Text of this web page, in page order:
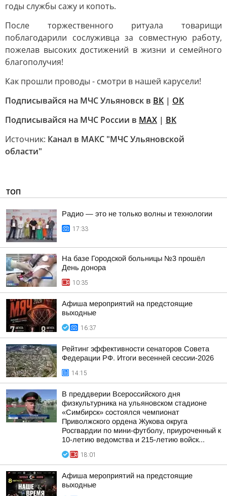
годы службы сажу и копоть.
После торжественного ритуала товарищи
поблагодарили сослуживца за совместную работу,
пожелав высоких достижений в жизни и семейного
благополучия!
Как прошли проводы - смотри в нашей карусели!
Подписывайся на МЧС Ульяновск в ВК | ОК
Подписывайся на МЧС России в МАХ | ВК
Источник: Канал в МАКС "МЧС Ульяновской
области"
ТОП
Радио — это не только волны и технологии
17:33
На базе Городской больницы №3 прошёл
День донора
10:35
Афиша мероприятий на предстоящие
выходные
16:37
Рейтинг эффективности сенаторов Совета
Федерации РФ. Итоги весенней сессии-2026
14:15
В преддверии Всероссийского дня
физкультурника на ульяновском стадионе
«Симбирск» состоялся чемпионат
Приволжского ордена Жукова округа
Росгвардии по мини-футболу, приуроченный к
10-летию ведомства и 215-летию войск...
18:01
Афиша мероприятий на предстоящие
выходные